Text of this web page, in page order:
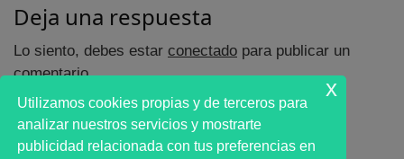
Deja una respuesta
Lo siento, debes estar conectado para publicar un
comentario.
Utilizamos cookies propias y de terceros para
analizar nuestros servicios y mostrarte
publicidad relacionada con tus preferencias en
x